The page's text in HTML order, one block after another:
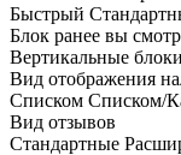
Быстрый
Блок ранее вы
Вертикальные блоки
Вид отображения
Списком Списком/
Вид отзывов
Стандартные